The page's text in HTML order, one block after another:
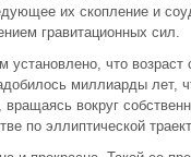
их скопление и
гравитационных сил.
установлено, что
миллиарды лет,
вокруг
по эллиптической